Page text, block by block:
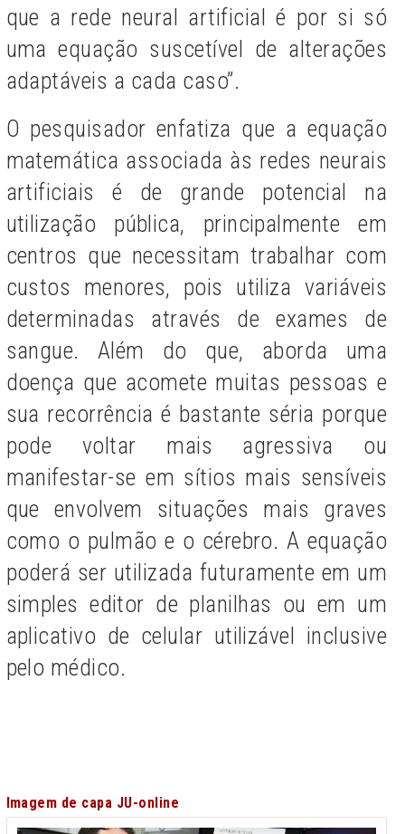
que a rede neural artificial é por si só
uma equação suscetível de alterações
adaptáveis a cada caso”.
O pesquisador enfatiza que a equação
matemática associada às redes neurais
artificiais é de grande potencial na
utilização pública, principalmente em
centros que necessitam trabalhar com
custos menores, pois utiliza variáveis
determinadas através de exames de
sangue. Além do que, aborda uma
doença que acomete muitas pessoas e
sua recorrência é bastante séria porque
pode voltar mais agressiva ou
manifestar-se em sítios mais sensíveis
que envolvem situações mais graves
como o pulmão e o cérebro. A equação
poderá ser utilizada futuramente em um
simples editor de planilhas ou em um
aplicativo de celular utilizável inclusive
pelo médico.
Imagem de capa JU-online